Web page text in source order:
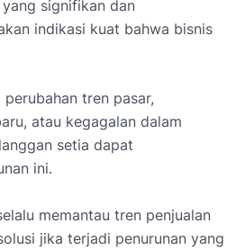
yang signifikan dan
indikasi kuat bahwa bisnis
tren pasar,
atau kegagalan dalam
setia dapat
ini.
memantau tren penjualan
jika terjadi penurunan yang